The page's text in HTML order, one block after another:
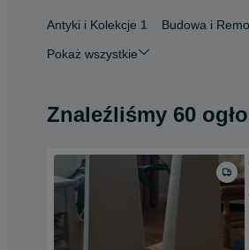
Antyki i Kolekcje 1 Budowa i
Pokaż wszystkie
Znaleźliśmy 60